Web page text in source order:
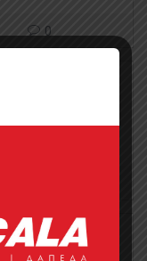
0
Xanthina 07